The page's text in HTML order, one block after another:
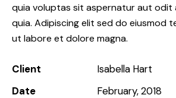
quia voluptas sit aspernatur aut odit
quia. Adipiscing elit sed do eiusmod
ut labore et dolore magna.
Client
Isabella Hart
Date
February, 2018